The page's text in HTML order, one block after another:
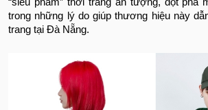
trong những lý do giúp thương hiệu này
trang tại Đà Nẵng.